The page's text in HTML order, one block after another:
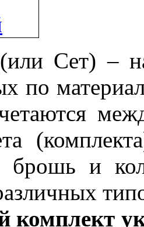
(или Сет) –
по
и
комплект